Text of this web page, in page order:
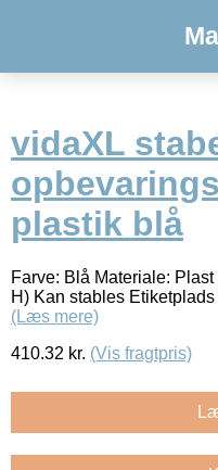
vidaXL
plastik blå
Farve: Blå Materiale:
H) Kan stables
(Læs mere)
410.32 kr. (Vis fragtpris)